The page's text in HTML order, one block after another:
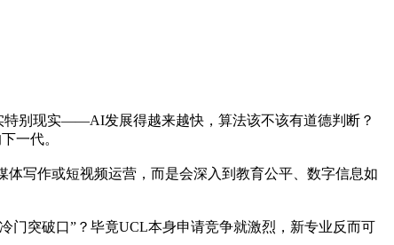
特别现实——AI发展得越来越快，算法该不该有道德判断？
一代。
写作或短视频运营，而是会深入到教育公平、数字信息如
门突破口”？毕竟UCL本身申请竞争就激烈，新专业反而可